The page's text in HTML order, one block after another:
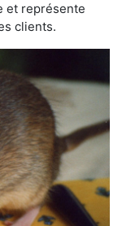
et représente
clients.